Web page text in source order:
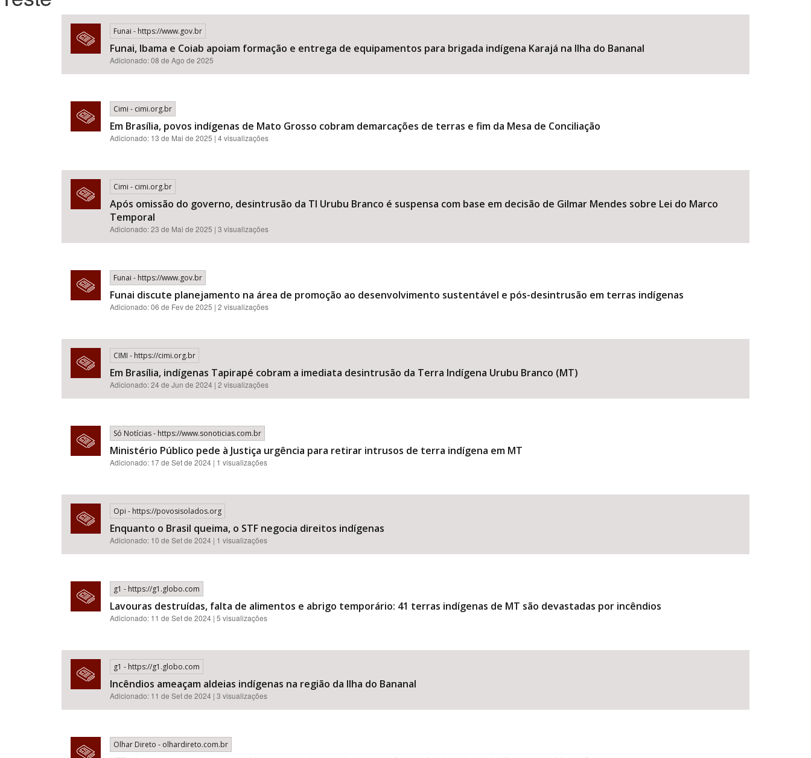
Área de Levantamento Área Protegida
Funai - https://www.gov.br
Funai, Ibama e Coiab apoiam formação e entrega de equipamentos para brigada indígena Karajá na Ilha do Bananal
Adicionado: 08 de Ago de 2025
Cimi - cimi.org.br
Em Brasília, povos indígenas de Mato Grosso cobram demarcações de terras e fim da Mesa de Conciliação
Adicionado: 13 de Mai de 2025 | 4 visualizações
Cimi - cimi.org.br
Após omissão do governo, desintrusão da TI Urubu Branco é suspensa com base em decisão de Gilmar Mendes sobre Lei do Marco
Temporal
Adicionado: 23 de Mai de 2025 | 3 visualizações
Funai - https://www.gov.br
Funai discute planejamento na área de promoção ao desenvolvimento sustentável e pós-desintrusão em terras indígenas
Adicionado: 06 de Fev de 2025 | 2 visualizações
CIMI - https://cimi.org.br
Em Brasília, indígenas Tapirapé cobram a imediata desintrusão da Terra Indígena Urubu Branco (MT)
Adicionado: 24 de Jun de 2024 | 2 visualizações
Só Notícias - https://www.sonoticias.com.br
Ministério Público pede à Justiça urgência para retirar intrusos de terra indígena em MT
Adicionado: 17 de Set de 2024 | 1 visualizações
Opi - https://povosisolados.org
Enquanto o Brasil queima, o STF negocia direitos indígenas
Adicionado: 10 de Set de 2024 | 1 visualizações
g1 - https://g1.globo.com
Lavouras destruídas, falta de alimentos e abrigo temporário: 41 terras indígenas de MT são devastadas por incêndios
Adicionado: 11 de Set de 2024 | 5 visualizações
g1 - https://g1.globo.com
Incêndios ameaçam aldeias indígenas na região da Ilha do Bananal
Adicionado: 11 de Set de 2024 | 3 visualizações
Olhar Direto - olhardireto.com.br